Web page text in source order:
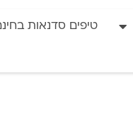
טיפים סדנאות